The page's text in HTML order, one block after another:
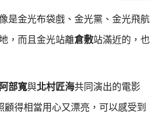
是金光布袋戲、金光黨、金光飛航
，而且金光站離倉敷站滿近的，也
阿部寬與北村匠海共同演出的電影
得相當用心又漂亮，可以感受到